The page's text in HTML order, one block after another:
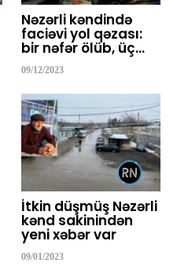
Nəzərli kəndində
faciəvi yol qəzası:
bir nəfər ölüb, üç…
09/12/2023
İtkin düşmüş Nəzərli
kənd sakinindən
yeni xəbər var
09/01/2023